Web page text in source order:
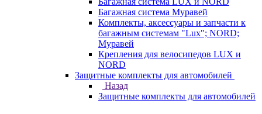
Багажная система Муравей
Комплекты, аксессуары и запчасти к
багажным системам "Lux"; NORD;
Муравей
Крепления для велосипедов LUX и
NORD
Защитные комплекты для автомобилей
Назад
Защитные комплекты для автомобилей